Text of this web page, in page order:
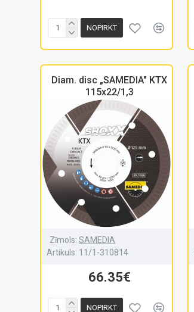
NOPIRKT
Diam. disc „SAMEDIA" KTX
115x22/1,3
Zīmols: SAMEDIA
Artikuls: 11/1-310814
66.35€
NOPIRKT